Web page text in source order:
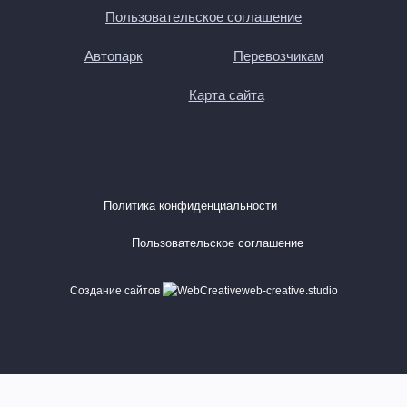
Пользовательское соглашение
Автопарк Перевозчикам
Карта сайта
Политика конфиденциальности
Пользовательское соглашение
Создание сайтов web-creative.studio